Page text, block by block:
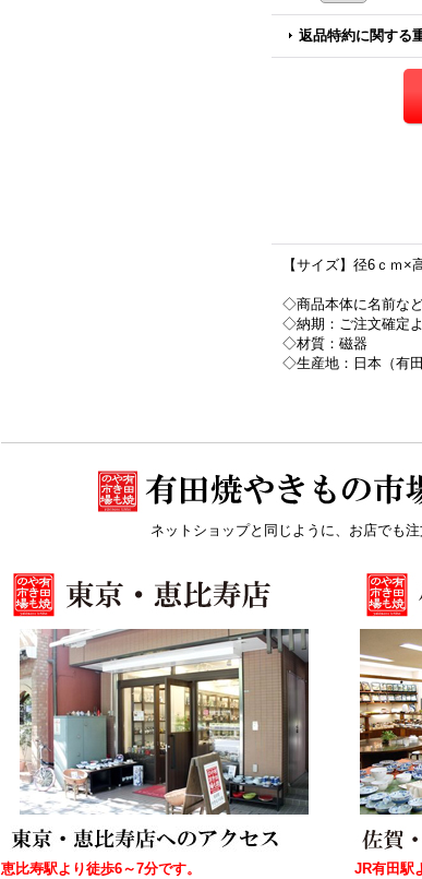
返品特約に関する
【サイズ】径6ｃｍ×
◇商品本体に名前な
◇納期：ご注文確定
◇材質：磁器
◇生産地：日本（有田
ネットショップと同じように、お店でも注
恵比寿駅より徒歩6～7分です。
JR有田駅